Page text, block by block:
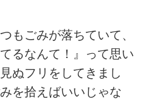
もごみが落ちていて、
るなんて！』って思い
ぬフリをしてきまし
を拾えばいいじゃな